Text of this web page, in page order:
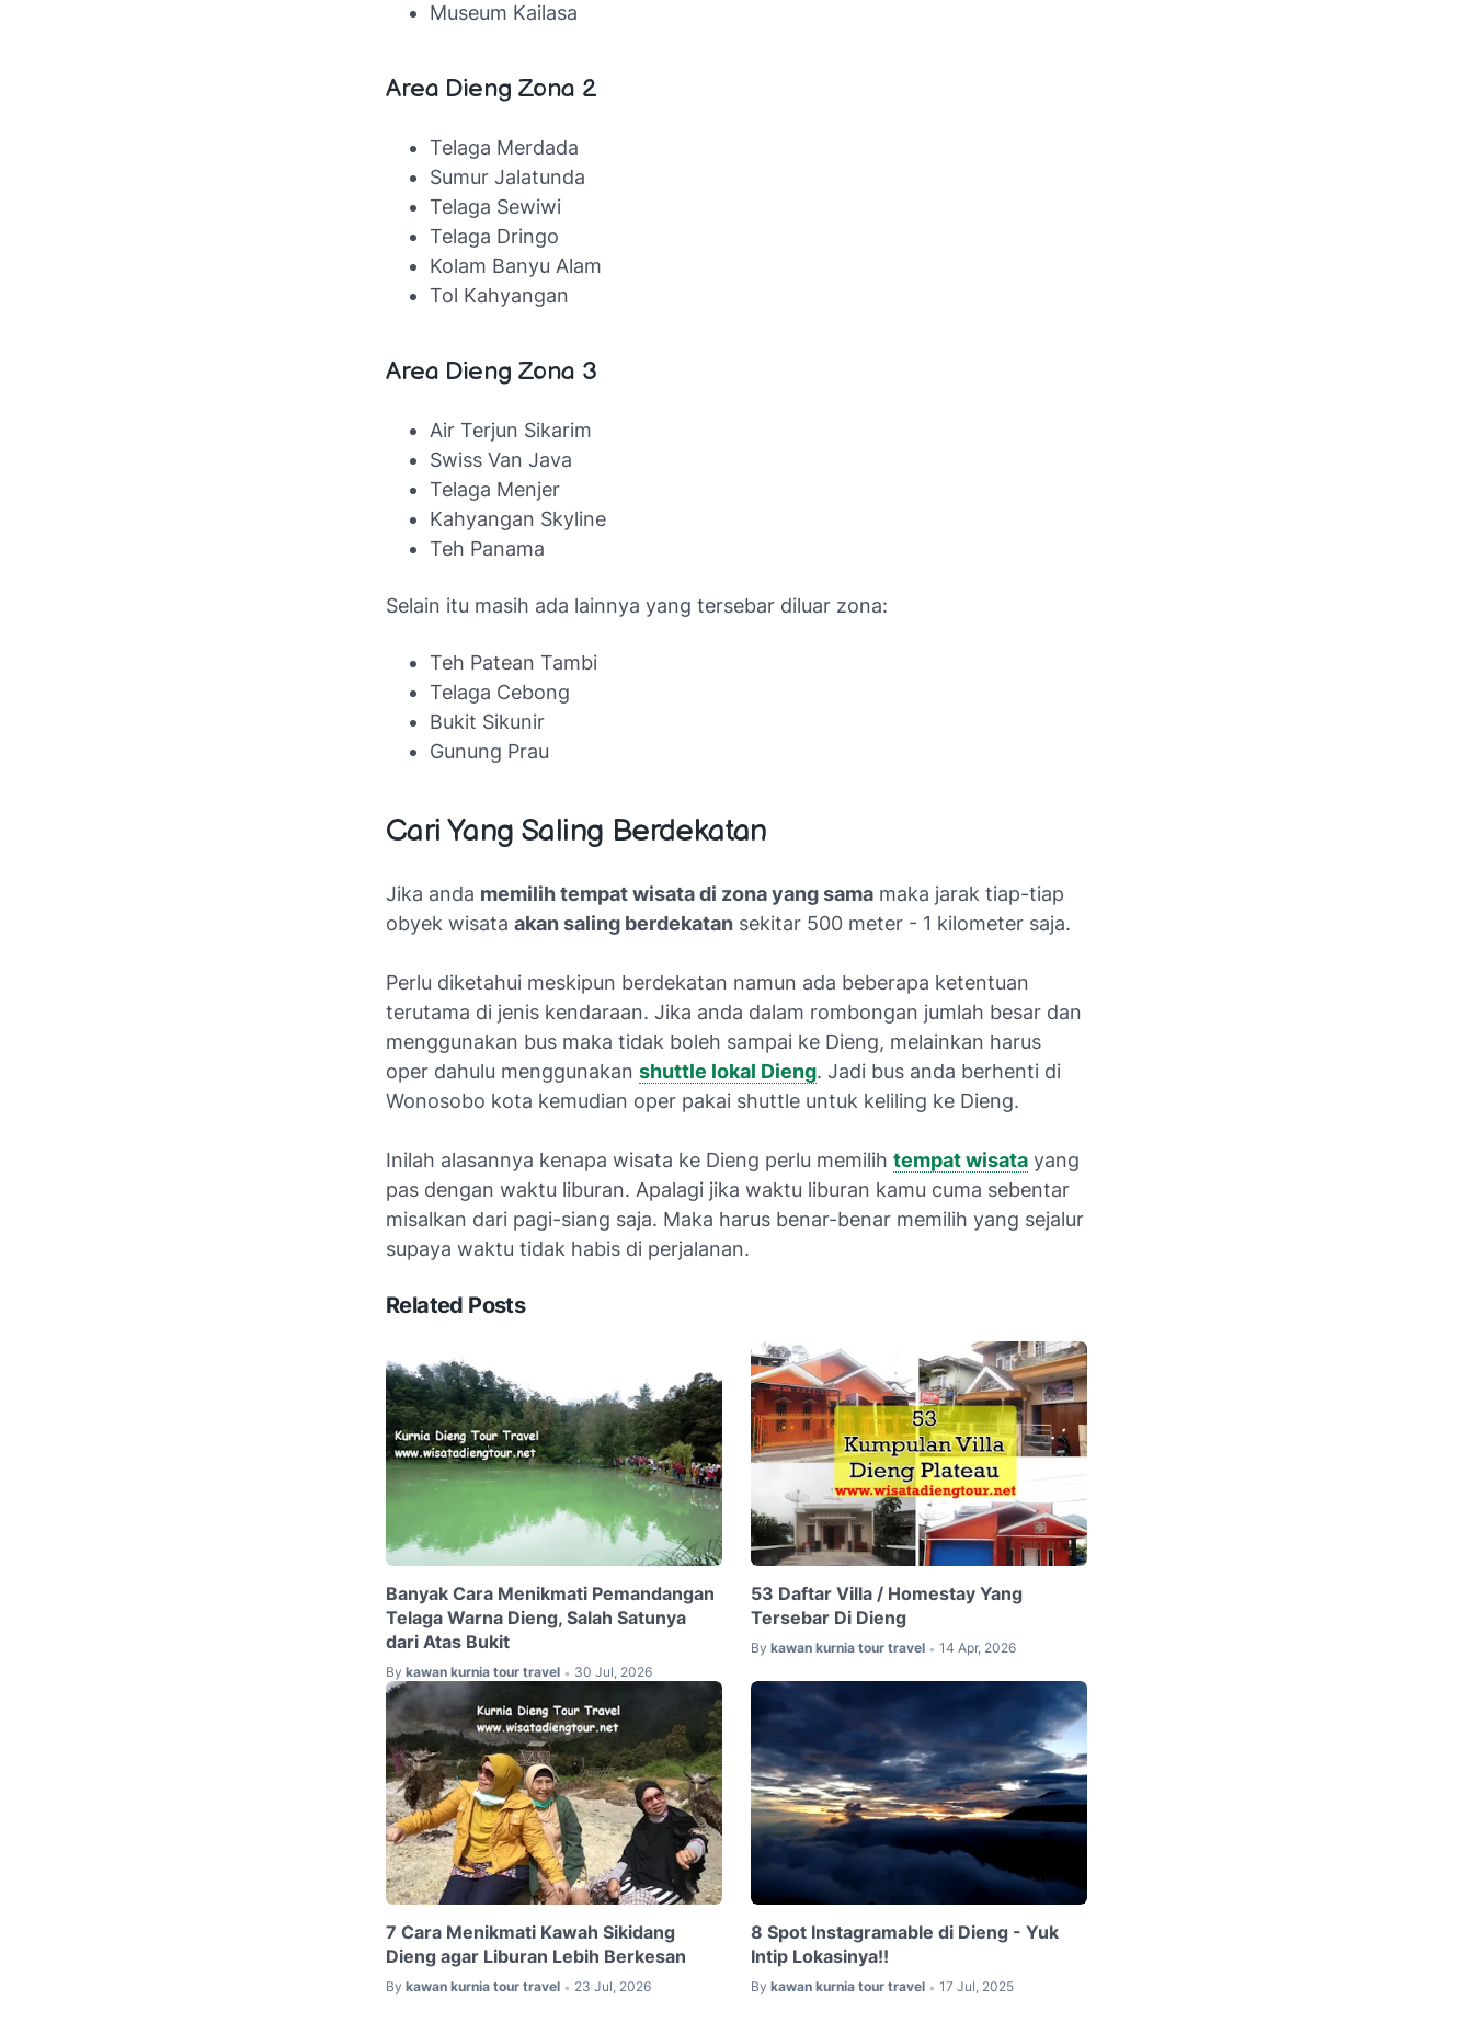
Museum Kailasa
Area Dieng Zona 2
Telaga Merdada
Sumur Jalatunda
Telaga Sewiwi
Telaga Dringo
Kolam Banyu Alam
Tol Kahyangan
Area Dieng Zona 3
Air Terjun Sikarim
Swiss Van Java
Telaga Menjer
Kahyangan Skyline
Teh Panama
Selain itu masih ada lainnya yang tersebar diluar zona:
Teh Patean Tambi
Telaga Cebong
Bukit Sikunir
Gunung Prau
Cari Yang Saling Berdekatan
Jika anda memilih tempat wisata di zona yang sama maka jarak tiap-tiap
obyek wisata akan saling berdekatan sekitar 500 meter - 1 kilometer saja.
Perlu diketahui meskipun berdekatan namun ada beberapa ketentuan
terutama di jenis kendaraan. Jika anda dalam rombongan jumlah besar dan
menggunakan bus maka tidak boleh sampai ke Dieng, melainkan harus
oper dahulu menggunakan shuttle lokal Dieng. Jadi bus anda berhenti di
Wonosobo kota kemudian oper pakai shuttle untuk keliling ke Dieng.
Inilah alasannya kenapa wisata ke Dieng perlu memilih tempat wisata yang
pas dengan waktu liburan. Apalagi jika waktu liburan kamu cuma sebentar
misalkan dari pagi-siang saja. Maka harus benar-benar memilih yang sejalur
supaya waktu tidak habis di perjalanan.
Related Posts
Banyak Cara Menikmati Pemandangan
Telaga Warna Dieng, Salah Satunya
dari Atas Bukit
By kawan kurnia tour travel • 30 Jul, 2026
53 Daftar Villa / Homestay Yang
Tersebar Di Dieng
By kawan kurnia tour travel • 14 Apr, 2026
7 Cara Menikmati Kawah Sikidang
Dieng agar Liburan Lebih Berkesan
By kawan kurnia tour travel • 23 Jul, 2026
8 Spot Instagramable di Dieng - Yuk
Intip Lokasinya!!
By kawan kurnia tour travel • 17 Jul, 2025